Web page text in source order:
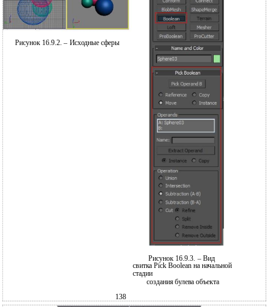
Рисунок 16.9.2. – Исходные сферы
Рисунок 16.9.3. – Вид
свитка Pick Boolean на начальной
стадии
создания булева объекта
138